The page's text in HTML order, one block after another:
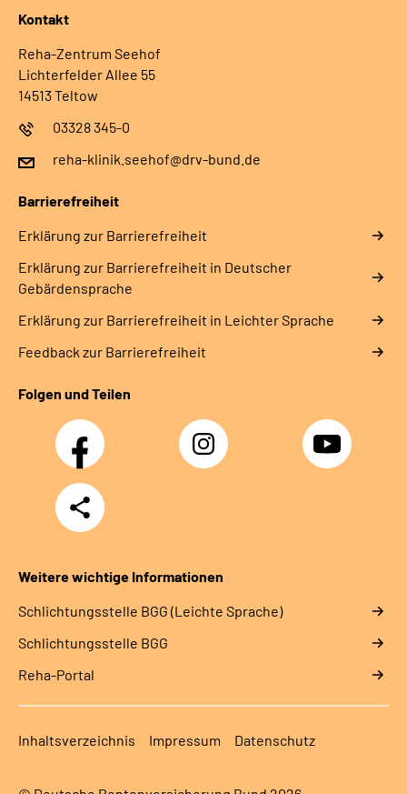
Kontakt
Reha-Zentrum Seehof
Lichterfelder Allee 55
14513 Teltow
03328 345-0
reha-klinik.seehof@drv-bund.de
Barrierefreiheit
Erklärung zur Barrierefreiheit
Erklärung zur Barrierefreiheit in Deutscher
Gebärdensprache
Erklärung zur Barrierefreiheit in Leichter Sprache
Feedback zur Barrierefreiheit
Folgen und Teilen
Facebook Instagram YouTube
Teilen
Weitere wichtige Informationen
Schlich­tungs­stel­le BGG (Leichte Sprache)
Schlich­tungs­stel­le BGG
Reha-Portal
Inhaltsverzeichnis Impressum Datenschutz